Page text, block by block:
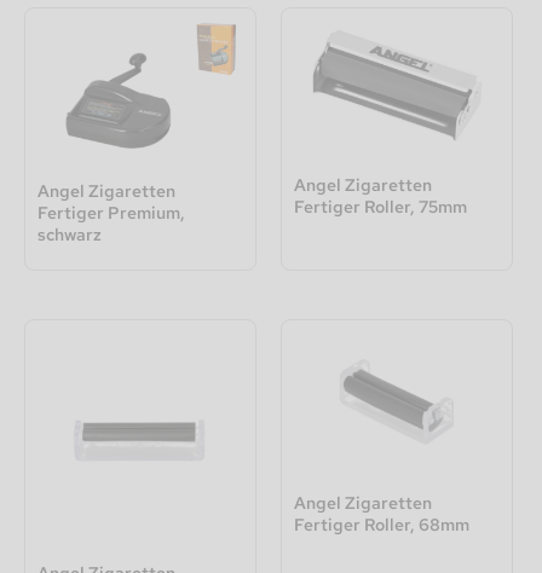
Angel Zigaretten
Fertiger Premium,
schwarz
Angel Zigaretten
Fertiger Roller, 75mm
Angel Zigaretten
Fertiger Roller, 68mm